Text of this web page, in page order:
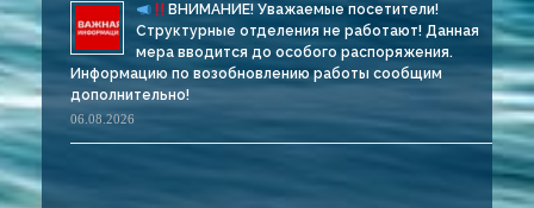
ВНИМАНИЕ! Уважаемые посетители!
Структурные отделения не работают! Данная
мера вводится до особого распоряжения.
Информацию по возобновлению работы сообщим
дополнительно!
06.08.2026